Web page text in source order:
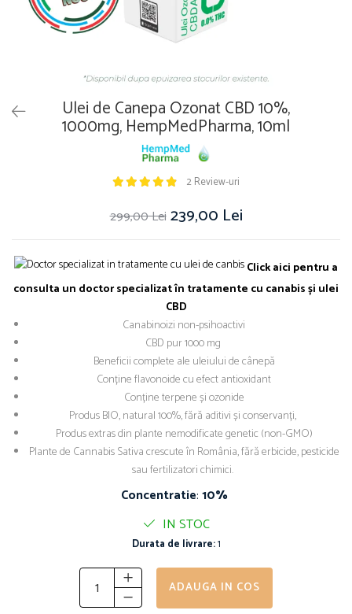
Ulei de Canepa Ozonat CBD 10%,
1000mg, HempMedPharma, 10ml
2 Review-uri
299,00 Lei 239,00 Lei
Click aici pentru a
consulta un doctor specializat în tratamente cu canabis și ulei
CBD
Canabinoizi non-psihoactivi
CBD pur 1000 mg
Beneficii complete ale uleiului de cânepă
Conține flavonoide cu efect antioxidant
Conține terpene și ozonide
Produs BIO, natural 100%, fără aditivi și conservanți,
Produs extras din plante nemodificate genetic (non-GMO)
Plante de Cannabis Sativa crescute în România, fără erbicide, pesticide
sau fertilizatori chimici.
Concentratie:10%
IN STOC
Durata de livrare:1
ADAUGA IN COS